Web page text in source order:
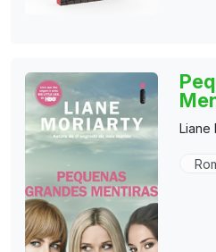
Liane